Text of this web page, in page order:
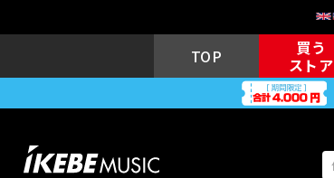
TOP
買う
ストア